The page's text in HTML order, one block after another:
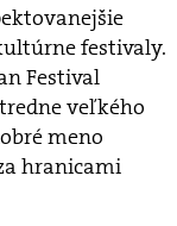
festivaly.
Festival
veľkého
meno
hranicami